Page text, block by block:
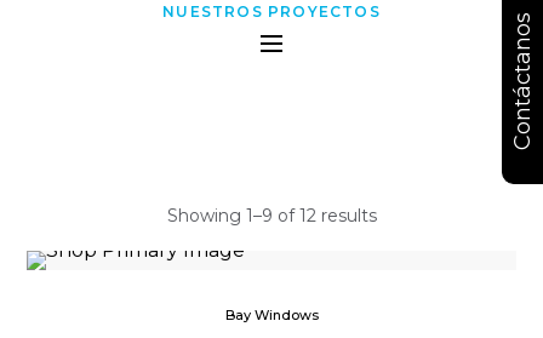
NUESTROS PROYECTOS
Showing 1–9 of 12 results
Bay Windows
Contáctanos